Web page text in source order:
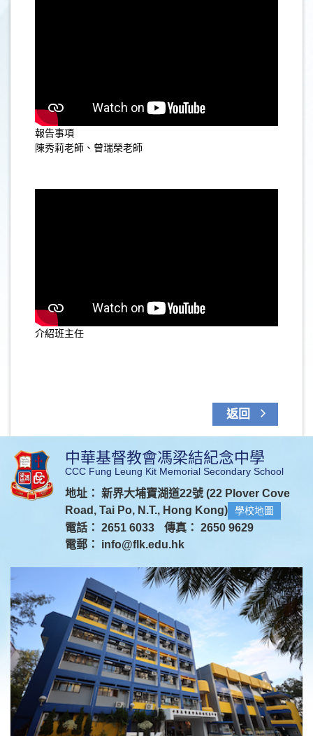
報告事項
陳秀莉老師、曾瑞榮老師
介紹班主任
返回
中華基督教會馮梁結紀念中學
CCC Fung Leung Kit Memorial Secondary School
地址： 新界大埔寶湖道22號 (22 Plover Cove
Road, Tai Po, N.T., Hong Kong)
學校地圖
電話： 2651 6033
傳真： 2650 9629
電郵： info@flk.edu.hk